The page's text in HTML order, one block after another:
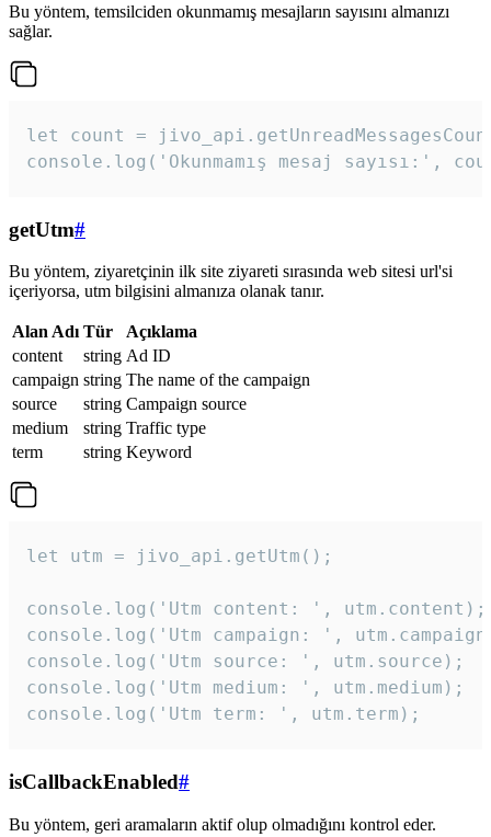
Bu yöntem, temsilciden okunmamış mesajların sayısını almanızı
sağlar.
let count =
console.log('Okunmamış mesaj sayısı:',
getUtm#
Bu yöntem, ziyaretçinin ilk site ziyareti sırasında web sitesi url'si
içeriyorsa, utm bilgisini almanıza olanak tanır.
Alan Adı Tür
Açıklama
content
string Ad ID
campaign string The name of the campaign
source
string Campaign source
medium
string Traffic type
term
string Keyword
let utm = jivo_api.getUtm();
console.log('Utm content: ', utm.content);
console.log('Utm campaign: ',
console.log('Utm source: ', utm.source);
console.log('Utm medium: ', utm.medium);
console.log('Utm term: ', utm.term);
isCallbackEnabled#
Bu yöntem, geri aramaların aktif olup olmadığını kontrol eder.